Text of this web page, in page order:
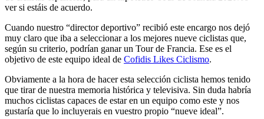
ver si estáis de acuerdo.
Cuando nuestro “director deportivo” recibió este encargo nos dejó
muy claro que iba a seleccionar a los mejores nueve ciclistas que,
según su criterio, podrían ganar un Tour de Francia. Ese es el
objetivo de este equipo ideal de Cofidis Likes Ciclismo.
Obviamente a la hora de hacer esta selección ciclista hemos tenido
que tirar de nuestra memoria histórica y televisiva. Sin duda habría
muchos ciclistas capaces de estar en un equipo como este y nos
gustaría que lo incluyerais en vuestro propio “nueve ideal”.